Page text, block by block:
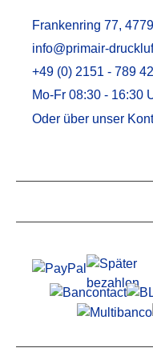
Frankenring 77,
info@primair-
+49 (0) 2151 - 789
Mo-Fr 08:30 - 16:30
Oder über unser